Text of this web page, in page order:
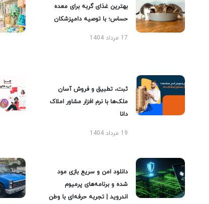
بهترین غذای گربه برای معده
حساس؛ با توصیه دامپزشکان
17 مرداد 1404
ثبت، تطبیق و فروش آسان
ملک‌ها با نرم افزار مشاور املاک
دانا
19 مرداد 1404
دانلود امن و سریع بازی مود
شده و برنامه‌های پرمیوم
اندروید | تجربه حرفه‌ای با وطن